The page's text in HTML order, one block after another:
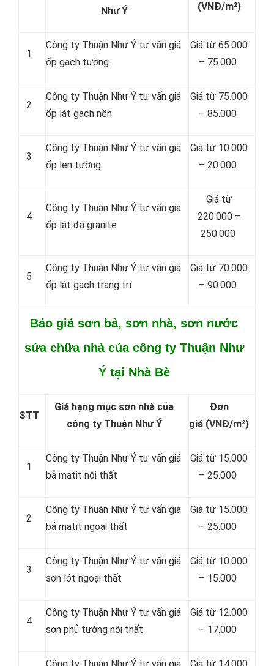
Như Ý
(VNĐ/m²)
1
Công ty Thuận Như Ý tư vấn giá
ốp gạch tường
Giá từ 65.000
– 75.000
2
Công ty Thuận Như Ý tư vấn giá
ốp lát gạch nền
Giá từ 75.000
– 85.000
3
Công ty Thuận Như Ý tư vấn giá
ốp len tường
Giá từ 10.000
– 20.000
4
Công ty Thuận Như Ý tư vấn giá
ốp lát đá granite
Giá từ
220.000 –
250.000
5
Công ty Thuận Như Ý tư vấn giá
ốp lát gạch trang trí
Giá từ 70.000
– 90.000
Báo giá sơn bả, sơn nhà, sơn nước
sửa chữa nhà của công ty Thuận Như
Ý tại Nhà Bè
STT
Giá hạng mục sơn nhà của
công ty Thuận Như Ý
Đơn
giá (VNĐ/m²)
1
Công ty Thuận Như Ý tư vấn giá
bả matit nội thất
Giá từ 15.000
– 25.000
2
Công ty Thuận Như Ý tư vấn giá
bả matit ngoại thất
Giá từ 15.000
– 25.000
3
Công ty Thuận Như Ý tư vấn giá
sơn lót ngoại thất
Giá từ 10.000
– 15.000
4
Công ty Thuận Như Ý tư vấn giá
sơn phủ tường nội thất
Giá từ 12.000
– 17.000